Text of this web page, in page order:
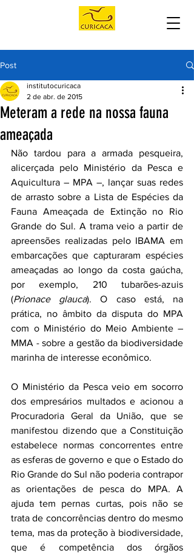
Post
Meteram a rede na nossa fauna
ameaçada
institutocuricaca
2 de abr. de 2015
Não tardou para a armada pesqueira,
alicerçada pelo Ministério da Pesca e
Aquicultura – MPA –, lançar suas redes
de arrasto sobre a Lista de Espécies da
Fauna Ameaçada de Extinção no Rio
Grande do Sul. A trama veio a partir de
apreensões realizadas pelo IBAMA em
embarcações que capturaram espécies
ameaçadas ao longo da costa gaúcha,
por exemplo, 210 tubarões-azuis
(Prionace glauca). O caso está, na
prática, no âmbito da disputa do MPA
com o Ministério do Meio Ambiente –
MMA - sobre a gestão da biodiversidade
marinha de interesse econômico.
O Ministério da Pesca veio em socorro
dos empresários multados e acionou a
Procuradoria Geral da União, que se
manifestou dizendo que a Constituição
estabelece normas concorrentes entre
as esferas de governo e que o Estado do
Rio Grande do Sul não poderia contrapor
as orientações de pesca do MPA. A
ajuda tem pernas curtas, pois não se
trata de concorrências dentro do mesmo
tema, mas da proteção à biodiversidade,
que é competência dos órgãos